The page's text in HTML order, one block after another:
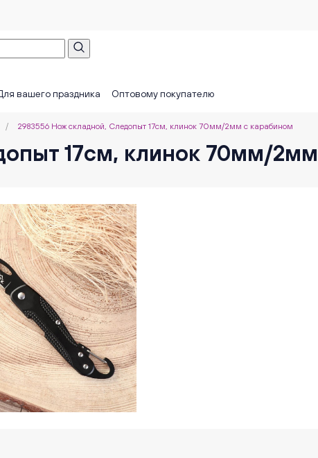
вашего праздника Оптовому покупателю
/ 2983556 Нож складной, Следопыт 17см, клинок 70мм/2мм с карабином
17см, клинок 70мм/